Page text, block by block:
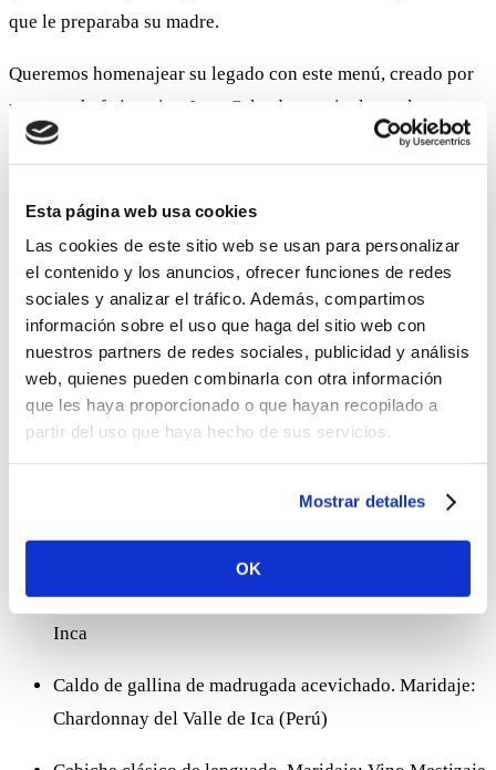
Esta página web usa cookies
Las cookies de este sitio web se usan para personalizar
el contenido y los anuncios, ofrecer funciones de redes
sociales y analizar el tráfico. Además, compartimos
información sobre el uso que haga del sitio web con
nuestros partners de redes sociales, publicidad y análisis
web, quienes pueden combinarla con otra información
que les haya proporcionado o que hayan recopilado a
partir del uso que haya hecho de sus servicios.
Mostrar detalles
OK
que le preparaba su madre.
Queremos homenajear su legado con este menú, creado por
nuestro chef ejecutivo Juan Calzada, que incluye platos
tradicionales como el ceviche, el lomo saltado o el suspiro a
Mara De Miguel, combinan los sabores de la cocina peruana
con vinos y cócteles españoles.
Una oportunidad única para disfrutar de una experiencia
gastronómica inigualable.
¡No te lo pierdas!
Este será el menú que disfrutaremos:
Tortilla de choclo, tartar de pulpo con leche de tigre y
humus de zarandaja.Maridaje: El coctel de la Casa del
Inca
Caldo de gallina de madrugada acevichado. Maridaje:
Chardonnay del Valle de Ica (Perú)